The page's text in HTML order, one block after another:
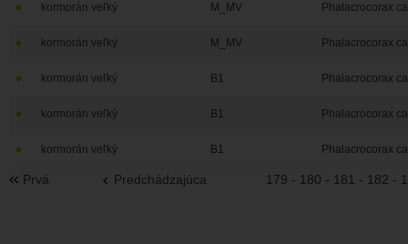
kormorán veľký M_MV Phalacrocorax
kormorán veľký M_MV Phalacrocorax
kormorán veľký B1 Phalacrocorax
kormorán veľký B1 Phalacrocorax
kormorán veľký B1 Phalacrocorax
Prvá Predchádzajúca 179 - 180 - 181 - 182 -